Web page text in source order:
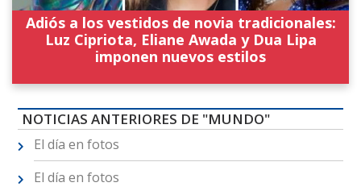
Adiós a los vestidos de novia tradicionales:
Luz Cipriota, Eliane Awada y Dua Lipa
imponen nuevos estilos
NOTICIAS ANTERIORES DE "MUNDO"
El día en fotos
El día en fotos